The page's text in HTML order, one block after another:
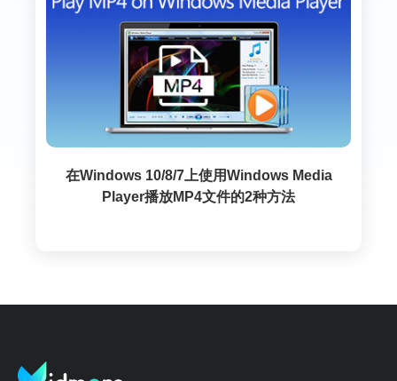
在Windows 10/8/7上使用Windows Media
Player播放MP4文件的2种方法